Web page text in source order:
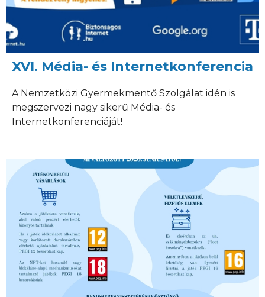
XVI. Média- és Internetkonferencia
A Nemzetközi Gyermekmentő Szolgálat idén is
megszervezi nagy sikerű Média- és
Internetkonferenciáját!